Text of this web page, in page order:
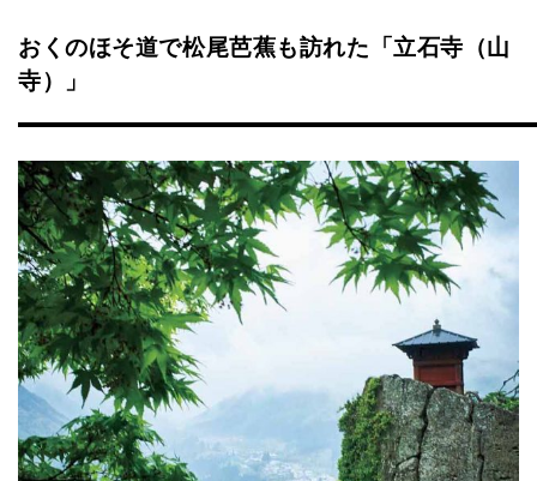
おくのほそ道で松尾芭蕉も訪れた「立石寺（山
寺）」